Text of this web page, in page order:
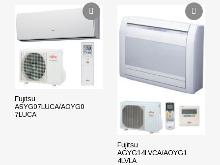
Fujitsu
ASYG07LUCA/AOYG0
7LUCA
Fujitsu
AGYG14LVCA/AOYG1
4LVLA